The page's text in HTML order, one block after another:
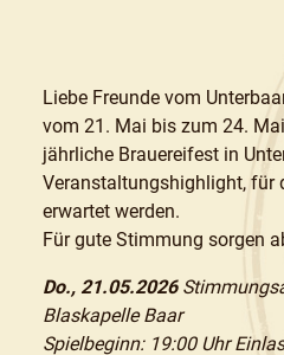
Liebe Freunde vom
vom 21. Mai bis zum 24.
jährliche Brauereifest in
Veranstaltungshighlight, für
erwartet werden.
Für gute Stimmung sorgen
Do., 21.05.2026
Blaskapelle Baar
Spielbeginn: 19:00 Uhr